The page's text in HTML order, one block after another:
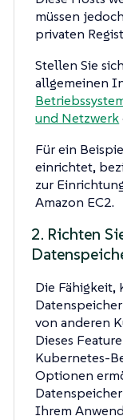
müssen
privaten
Stellen Sie
allgemeinen
und Netzwerk
Für ein
einrichtet,
zur
Amazon EC2.
2. Richten
Die Fähigkeit,
von anderen
Dieses
Kubernetes-
Optionen
Ihrem